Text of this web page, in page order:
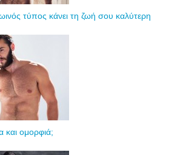
τύπος κάνει τη ζωή σου καλύτερη
και ομορφιά;